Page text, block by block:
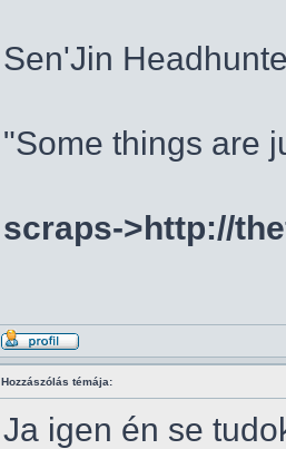
Sen'Jin
"Some things are
scraps->http://
Hozzászólás témája:
Ja igen én se